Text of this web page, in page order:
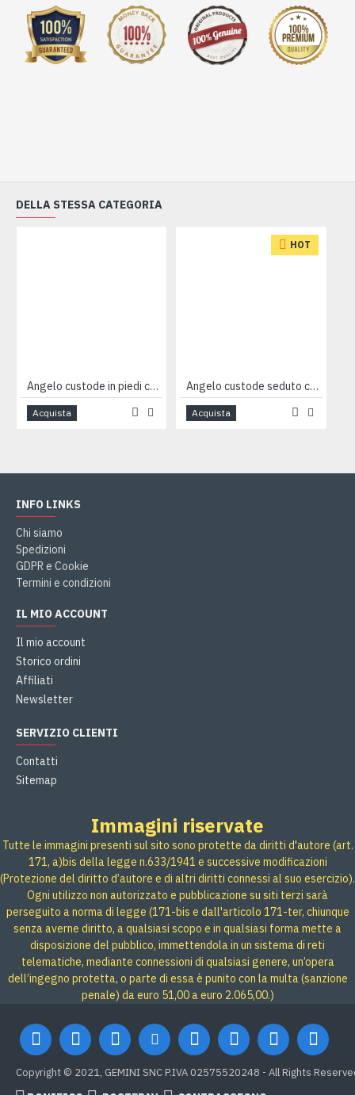
DELLA STESSA CATEGORIA
Angelo custode in piedi cm8
Acquista
HOT
Angelo custode seduto cm 7
Acquista
INFO LINKS
Chi siamo
Spedizioni
GDPR e Cookie
Termini e condizioni
IL MIO ACCOUNT
Il mio account
Storico ordini
Affiliati
Newsletter
SERVIZIO CLIENTI
Contatti
Sitemap
Immagini riservate
Tutte le immagini presenti sul sito sono protette da diritti d'autore (art.
171, a)bis della legge n.633/1941 e successive modificazioni
(Protezione del diritto d’autore e di altri diritti connessi al suo esercizio).
Ogni utilizzo non autorizzato e pubblicazione su siti terzi sarà
perseguito a norma di legge (171-bis e dall'articolo 171-ter, chiunque
senza averne diritto, a qualsiasi scopo e in qualsiasi forma mette a
disposizione del pubblico, immettendola in un sistema di reti
telematiche, mediante connessioni di qualsiasi genere, un’opera
dell’ingegno protetta, o parte di essa è punito con la multa (sanzione
penale) da euro 51,00 a euro 2.065,00.)
Copyright © 2021, GEMINI SNC P.IVA 02575520248 - All Rights